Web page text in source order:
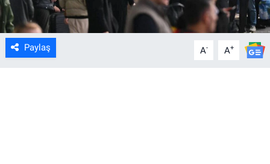
Paylaş A- A+